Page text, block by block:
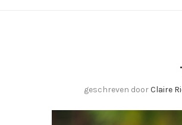
geschreven doorClaire